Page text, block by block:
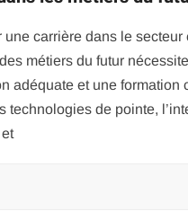
une carrière dans le secteur
métiers du futur
adéquate et une formation
technologies de pointe,